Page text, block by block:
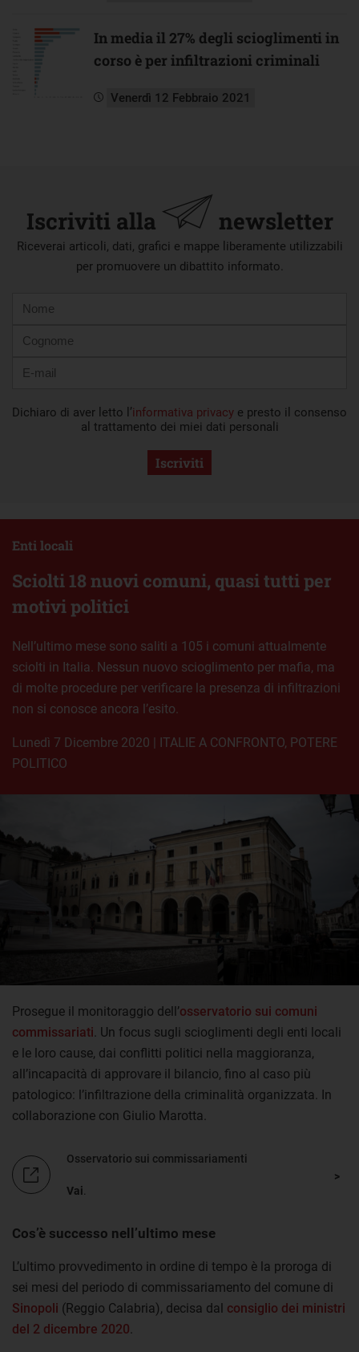
In media il 27% degli scioglimenti in
corso è per infiltrazioni criminali
Venerdì 12 Febbraio 2021
Iscriviti alla newsletter
Riceverai articoli, dati, grafici e mappe liberamente utilizzabili
per promuovere un dibattito informato.
mail
Dichiaro di aver letto l’informativa privacy e presto il consenso
al trattamento dei miei dati personali
Iscriviti
Sciolti 18 nuovi comuni, quasi tutti per
motivi politici
Enti locali
Nell’ultimo mese sono saliti a 105 i comuni attualmente
sciolti in Italia. Nessun nuovo scioglimento per mafia, ma
di molte procedure per verificare la presenza di infiltrazioni
non si conosce ancora l’esito.
lunedì 7 Dicembre 2020 | ITALIE A CONFRONTO, POTERE
POLITICO
Prosegue il monitoraggio dell’osservatorio sui comuni
commissariati. Un focus sugli scioglimenti degli enti locali
e le loro cause, dai conflitti politici nella maggioranza,
all’incapacità di approvare il bilancio, fino al caso più
patologico: l’infiltrazione della criminalità organizzata. In
collaborazione con Giulio Marotta.
Osservatorio sui commissariamenti
Vai
Cos’è successo nell’ultimo mese
L’ultimo provvedimento in ordine di tempo è la proroga di
sei mesi del periodo di commissariamento del comune di
Sinopoli (Reggio Calabria), decisa dal consiglio dei ministri
del 2 dicembre 2020.